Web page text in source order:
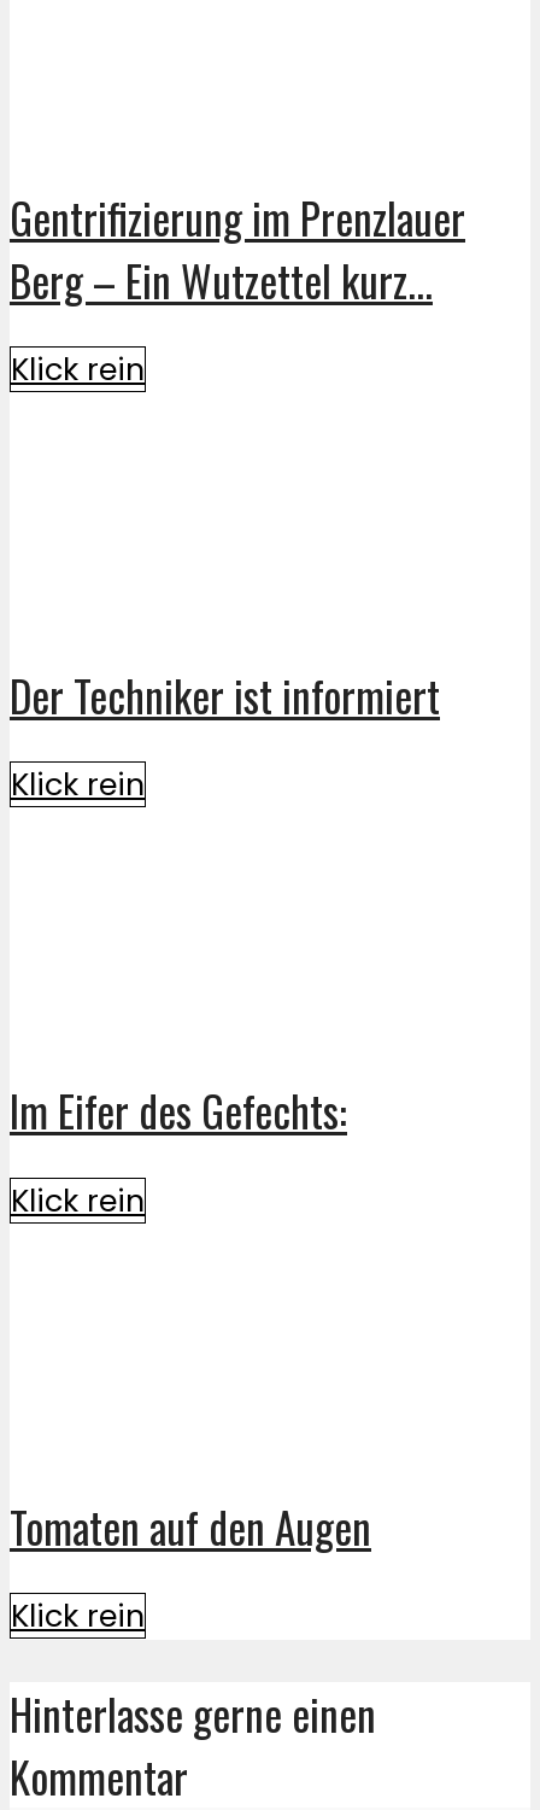
Gentrifizierung im Prenzlauer
Berg – Ein Wutzettel kurz...
Klick rein
Der Techniker ist informiert
Klick rein
Im Eifer des Gefechts:
Klick rein
Tomaten auf den Augen
Klick rein
Hinterlasse gerne einen
Kommentar